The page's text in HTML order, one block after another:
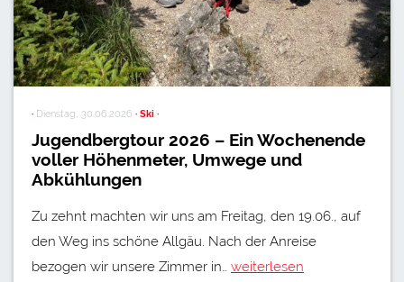
· Dienstag, 30.06.2026 · Ski ·
Jugendbergtour 2026 – Ein Wochenende
voller Höhenmeter, Umwege und
Abkühlungen
Zu zehnt machten wir uns am Freitag, den 19.06., auf
den Weg ins schöne Allgäu. Nach der Anreise
bezogen wir unsere Zimmer in… weiterlesen